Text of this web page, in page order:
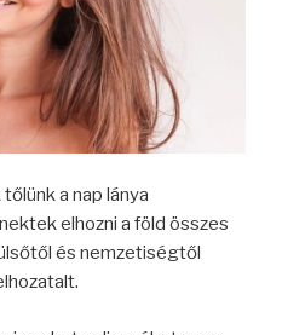
a nap lánya
elhozni a föld összes
és nemzetiségtől